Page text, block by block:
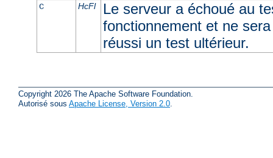
C HcFl
Le serveur a échoué au
fonctionnement et ne
réussi un test ultérieur.
Copyright 2026 The Apache Software Foundation.
Autorisé sous Apache License, Version 2.0